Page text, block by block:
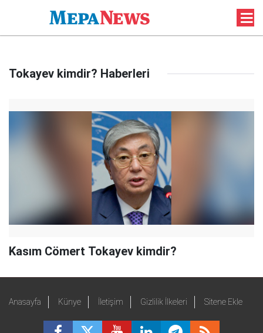
Tokayev kimdir? Haberleri
Kasım Cömert Tokayev kimdir?
Anasayfa Künye İletişim Gizlilik İlkeleri Sitene Ekle